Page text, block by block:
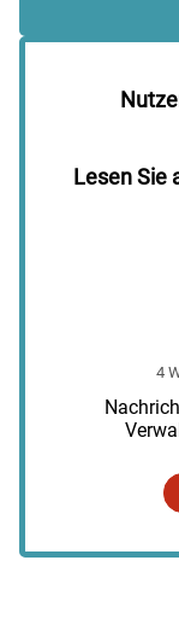
Lesen Sie
4